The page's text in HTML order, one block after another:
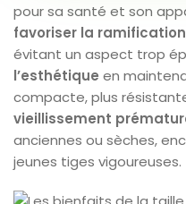
pour sa santé et son
favoriser la ramification
évitant un aspect trop
l’esthétique en
compacte, plus
vieillissement
anciennes ou sèches,
jeunes tiges vigoureuses.